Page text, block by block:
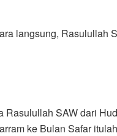
langsung, Rasulullah
SAW dari
ke Bulan Safar